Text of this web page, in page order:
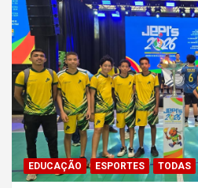
EDUCAÇÃO ESPORTES TODAS